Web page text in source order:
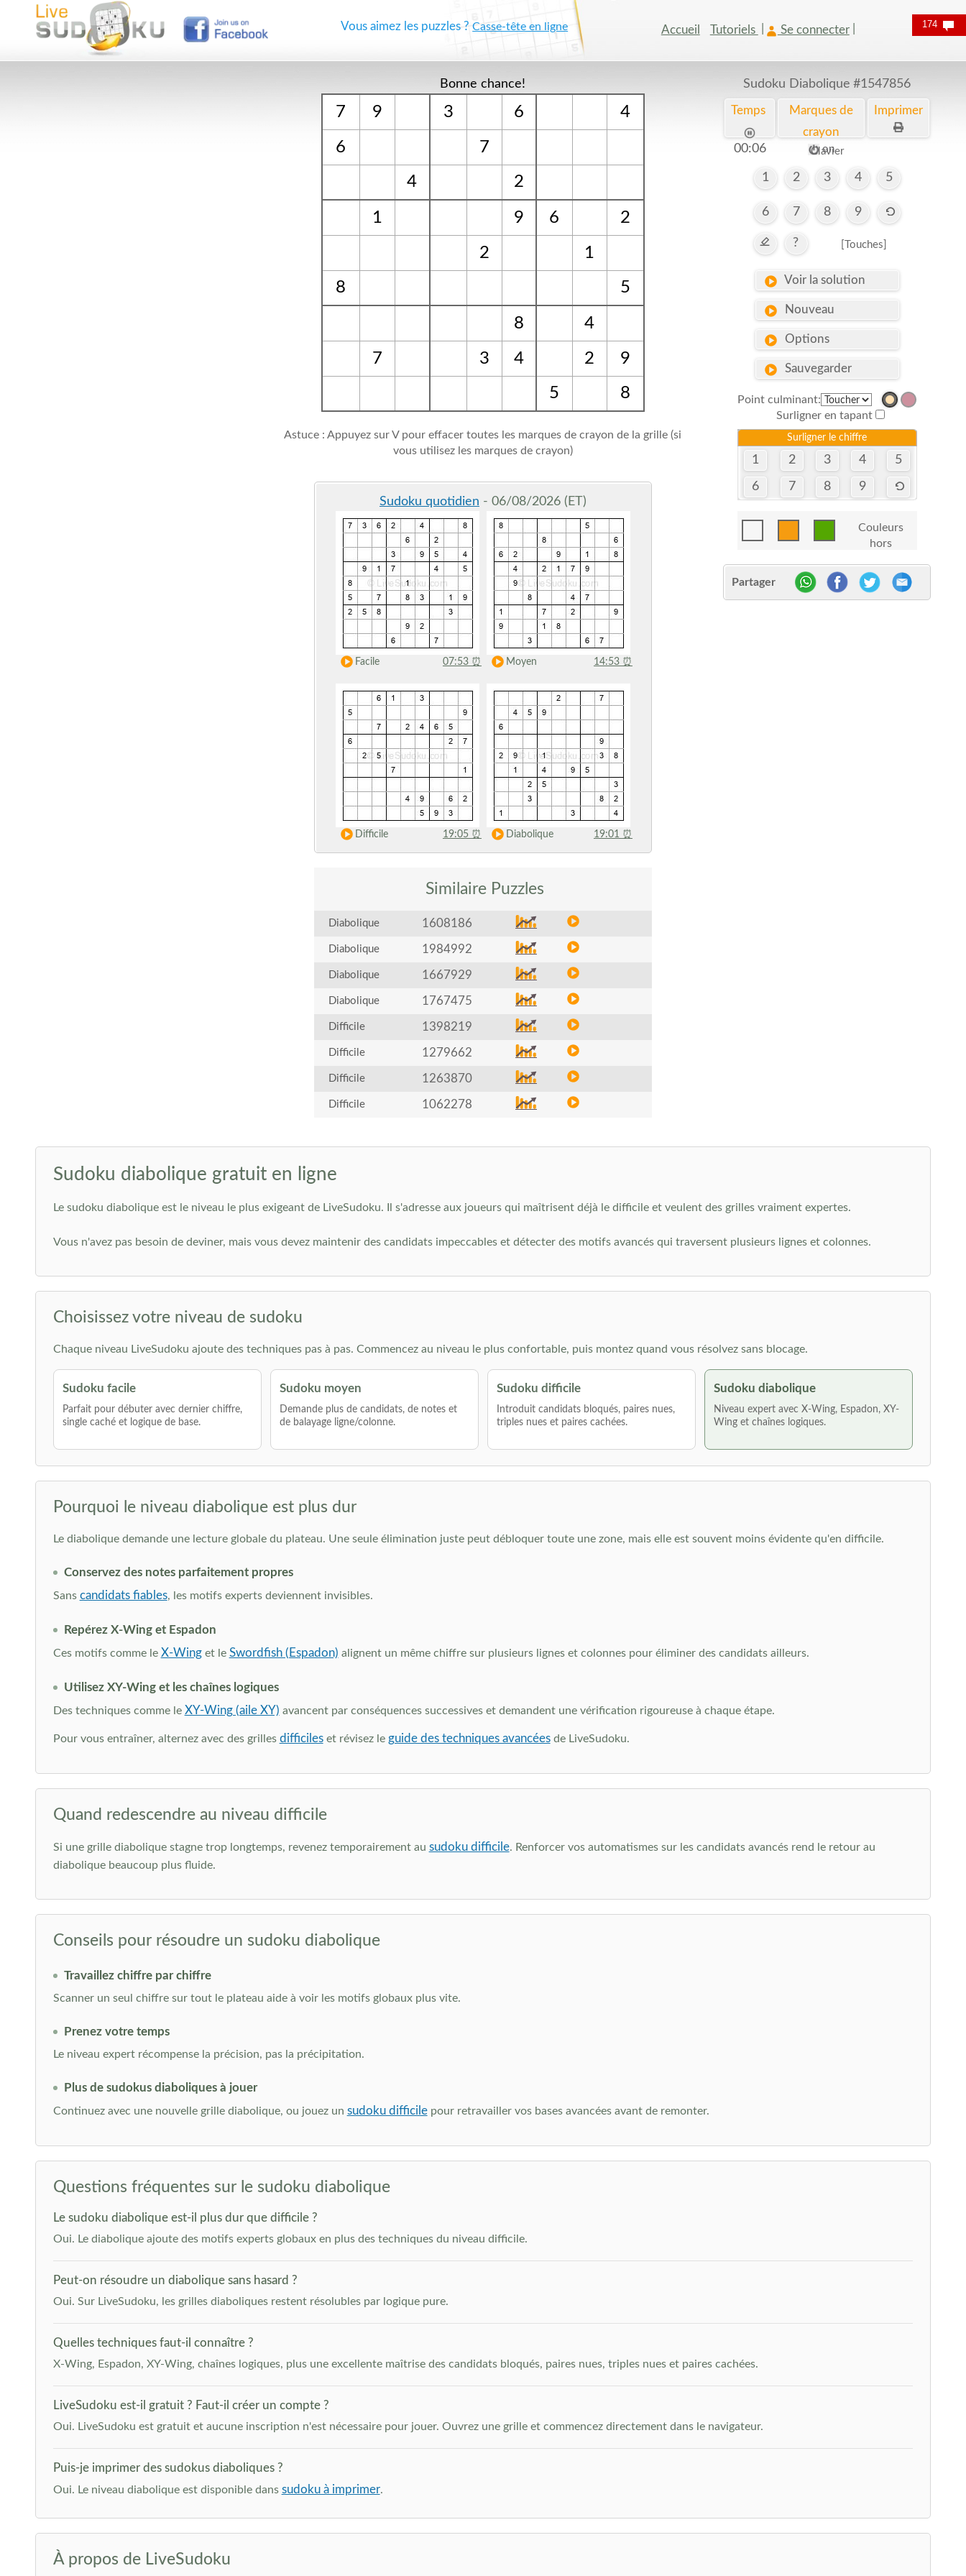
Vous aimez les puzzles ?Casse-tête en ligne Accueil Tutoriels Se connecter
Bonne chance!
7 9 3 6 4
6
7
4
2
1 9 6 2
2
1
8
5
8 4
7 3 4 2
9
5
8
Astuce : Appuyez sur V pour effacer toutes les marques de crayon de la grille (si
vous utilisez les marques de crayon)
Sudoku quotidien - 06/08/2026 (ET)
Facile 07:53 ⏰ Moyen 14:53 ⏰
Difficile 19:05 ⏰ Diabolique 19:01 ⏰
Similaire Puzzles
Diabolique 1608186
Diabolique 1984992
Diabolique 1667929
Diabolique 1767475
Difficile 1398219
Difficile 1279662
Difficile 1263870
Difficile 1062278
Sudoku Diabolique #1547856
Temps
00:06
Marques de
crayon
on
Imprimer
Clavier
1 2 3 4 5
6 7 8 9
? [Touches]
Voir la solution
Nouveau
Options
Sauvegarder
Point culminant:
Surligner en tapant
Surligner le chiffre
1 2 3 4 5
6 7 8 9
Couleurs
hors
Partager
Sudoku diabolique gratuit en ligne
Le sudoku diabolique est le niveau le plus exigeant de LiveSudoku. Il s'adresse aux joueurs qui maîtrisent déjà le difficile et veulent des grilles vraiment expertes.
Vous n'avez pas besoin de deviner, mais vous devez maintenir des candidats impeccables et détecter des motifs avancés qui traversent plusieurs lignes et colonnes.
Choisissez votre niveau de sudoku
Chaque niveau LiveSudoku ajoute des techniques pas à pas. Commencez au niveau le plus confortable, puis montez quand vous résolvez sans blocage.
Sudoku facile
Parfait pour débuter avec dernier chiffre,
single caché et logique de base.
Sudoku moyen
Demande plus de candidats, de notes et
de balayage ligne/colonne.
Sudoku difficile
Introduit candidats bloqués, paires nues,
triples nues et paires cachées.
Sudoku diabolique
Niveau expert avec X-Wing, Espadon, XY-
Wing et chaînes logiques.
Pourquoi le niveau diabolique est plus dur
Le diabolique demande une lecture globale du plateau. Une seule élimination juste peut débloquer toute une zone, mais elle est souvent moins évidente qu'en difficile.
Conservez des notes parfaitement propres
Sans candidats fiables, les motifs experts deviennent invisibles.
Repérez X-Wing et Espadon
Ces motifs comme le X-Winget le Swordfish (Espadon) alignent un même chiffre sur plusieurs lignes et colonnes pour éliminer des candidats ailleurs.
Utilisez XY-Wing et les chaînes logiques
Des techniques comme le XY-Wing (aile XY) avancent par conséquences successives et demandent une vérification rigoureuse à chaque étape.
Pour vous entraîner, alternez avec des grilles difficileset révisez le guide des techniques avancéesde LiveSudoku.
Quand redescendre au niveau difficile
Si une grille diabolique stagne trop longtemps, revenez temporairement au sudoku difficile. Renforcer vos automatismes sur les candidats avancés rend le retour au
diabolique beaucoup plus fluide.
Conseils pour résoudre un sudoku diabolique
Travaillez chiffre par chiffre
Scanner un seul chiffre sur tout le plateau aide à voir les motifs globaux plus vite.
Prenez votre temps
Le niveau expert récompense la précision, pas la précipitation.
Plus de sudokus diaboliques à jouer
Continuez avec une nouvelle grille diabolique, ou jouez un sudoku difficilepour retravailler vos bases avancées avant de remonter.
Questions fréquentes sur le sudoku diabolique
Le sudoku diabolique est-il plus dur que difficile ?
Oui. Le diabolique ajoute des motifs experts globaux en plus des techniques du niveau difficile.
Peut-on résoudre un diabolique sans hasard ?
Oui. Sur LiveSudoku, les grilles diaboliques restent résolubles par logique pure.
Quelles techniques faut-il connaître ?
X-Wing, Espadon, XY-Wing, chaînes logiques, plus une excellente maîtrise des candidats bloqués, paires nues, triples nues et paires cachées.
LiveSudoku est-il gratuit ? Faut-il créer un compte ?
Oui. LiveSudoku est gratuit et aucune inscription n'est nécessaire pour jouer. Ouvrez une grille et commencez directement dans le navigateur.
Puis-je imprimer des sudokus diaboliques ?
Oui. Le niveau diabolique est disponible dans sudoku à imprimer.
À propos de LiveSudoku
174